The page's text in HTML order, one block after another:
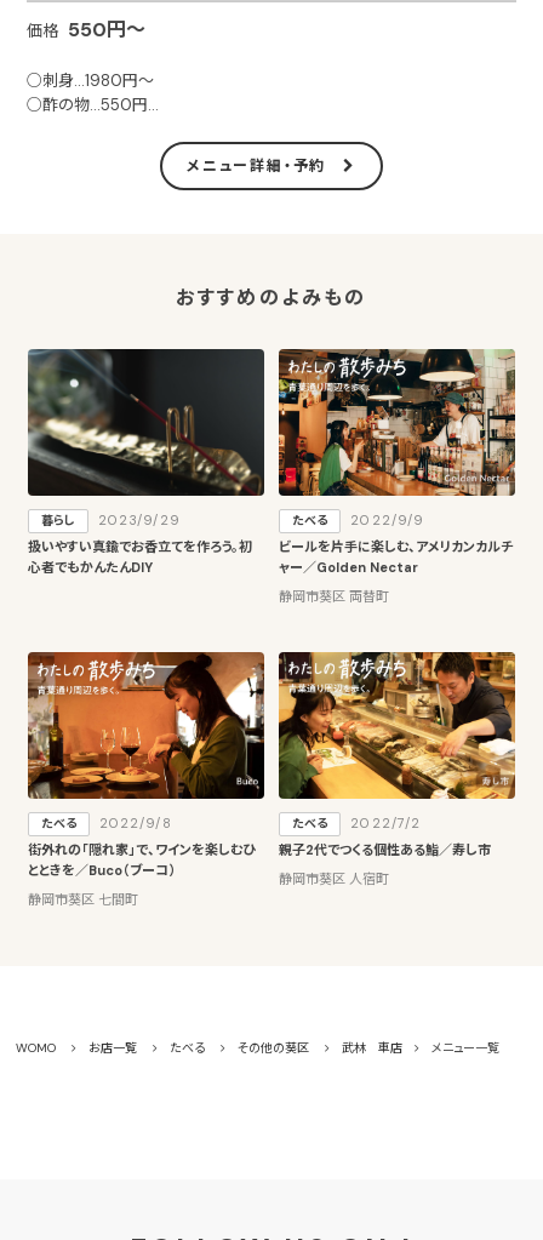
価格 550円～
○刺身…1980円～
○酢の物…550円
○イカ焼（タレ・塩）…1100円
○茶わん蒸し…880円
メニュー詳細・予約
おすすめのよみもの
暮らし
2023/9/29
扱いやすい真鍮でお香立てを作ろう。初
心者でもかんたんDIY
たべる
2022/9/9
ビールを片手に楽しむ、アメリカンカルチ
ャー／Golden Nectar
静岡市葵区 両替町
たべる
2022/9/8
街外れの「隠れ家」で、ワインを楽しむひ
とときを／Buco（ブーコ）
静岡市葵区 七間町
たべる
2022/7/2
親子2代でつくる個性ある鮨／寿し市
静岡市葵区 人宿町
WOMO お店一覧 たべる その他の葵区 武林 車店 メニュー一覧